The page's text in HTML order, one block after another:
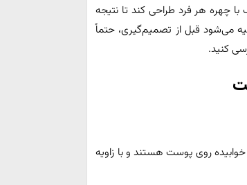
با چهره هر فرد طراحی کند تا نتیجه
می‌شود قبل از تصمیم‌گیری، حتماً
کنید.
ابرو تقریباً خوابیده روی پوست هستند و با زاویه